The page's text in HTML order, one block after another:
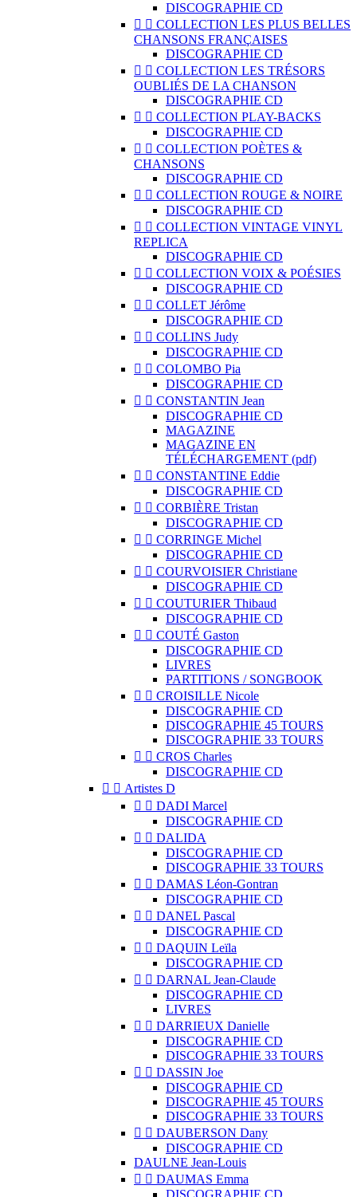
DISCOGRAPHIE CD
  COLLECTION LES PLUS BELLES
CHANSONS FRANÇAISES
DISCOGRAPHIE CD
  COLLECTION LES TRÉSORS
OUBLIÉS DE LA CHANSON
DISCOGRAPHIE CD
  COLLECTION PLAY-BACKS
DISCOGRAPHIE CD
  COLLECTION POÈTES &
CHANSONS
DISCOGRAPHIE CD
  COLLECTION ROUGE & NOIRE
DISCOGRAPHIE CD
  COLLECTION VINTAGE VINYL
REPLICA
DISCOGRAPHIE CD
  COLLECTION VOIX & POÉSIES
DISCOGRAPHIE CD
  COLLET Jérôme
DISCOGRAPHIE CD
  COLLINS Judy
DISCOGRAPHIE CD
  COLOMBO Pia
DISCOGRAPHIE CD
  CONSTANTIN Jean
DISCOGRAPHIE CD
MAGAZINE
MAGAZINE EN
TÉLÉCHARGEMENT (pdf)
  CONSTANTINE Eddie
DISCOGRAPHIE CD
  CORBIÈRE Tristan
DISCOGRAPHIE CD
  CORRINGE Michel
DISCOGRAPHIE CD
  COURVOISIER Christiane
DISCOGRAPHIE CD
  COUTURIER Thibaud
DISCOGRAPHIE CD
  COUTÉ Gaston
DISCOGRAPHIE CD
LIVRES
PARTITIONS / SONGBOOK
  CROISILLE Nicole
DISCOGRAPHIE CD
DISCOGRAPHIE 45 TOURS
DISCOGRAPHIE 33 TOURS
  CROS Charles
DISCOGRAPHIE CD
  Artistes D
  DADI Marcel
DISCOGRAPHIE CD
  DALIDA
DISCOGRAPHIE CD
DISCOGRAPHIE 33 TOURS
  DAMAS Léon-Gontran
DISCOGRAPHIE CD
  DANEL Pascal
DISCOGRAPHIE CD
  DAQUIN Leïla
DISCOGRAPHIE CD
  DARNAL Jean-Claude
DISCOGRAPHIE CD
LIVRES
  DARRIEUX Danielle
DISCOGRAPHIE CD
DISCOGRAPHIE 33 TOURS
  DASSIN Joe
DISCOGRAPHIE CD
DISCOGRAPHIE 45 TOURS
DISCOGRAPHIE 33 TOURS
  DAUBERSON Dany
DISCOGRAPHIE CD
DAULNE Jean-Louis
  DAUMAS Emma
DISCOGRAPHIE CD